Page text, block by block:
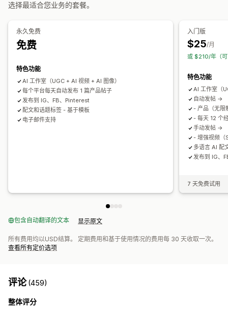
选择最适合您业务的套餐。
永久免费
免费
特色功能
AI 工作室（UGC + AI 视频 + AI 图像）
每个平台每天自动发布 1 篇产品帖子
发布到 IG、FB、Pinterest
配文和话题标签 - 基于模板
电子邮件支持
入门版
$25/月
或 $210/年（
特色功能
AI 工作室（
自动发帖 ->
- 产品（无限
- 每天 12 个
手动发帖 ->
- 增强视频（
多语言 AI 配
发布到 IG、
7 天免费试用
包含自动翻译的文本 显示原文
所有费用均以USD结算。 定期费用和基于使用情况的费用每 30 天收取一次。
查看所有定价选项
评论(459)
整体评分